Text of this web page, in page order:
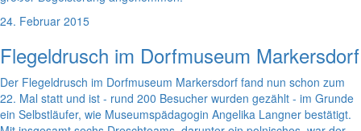
24. Februar 2015
Flegeldrusch im Dorfmuseum Markersdorf
Der Flegeldrusch im Dorfmuseum Markersdorf fand nun schon zum
22. Mal statt und ist - rund 200 Besucher wurden gezählt - im Grunde
ein Selbstläufer, wie Museumspädagogin Angelika Langner bestätigt.